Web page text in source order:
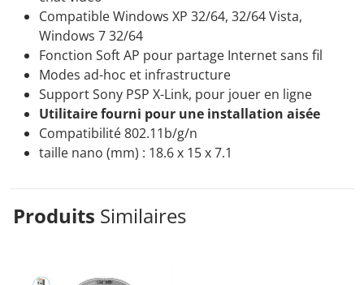
Compatible Windows XP 32/64, 32/64 Vista,
Windows 7 32/64
Fonction Soft AP pour partage Internet sans fil
Modes ad-hoc et infrastructure
Support Sony PSP X-Link, pour jouer en ligne
Utilitaire fourni pour une installation aisée
Compatibilité 802.11b/g/n
taille nano (mm) : 18.6 x 15 x 7.1
Produits Similaires